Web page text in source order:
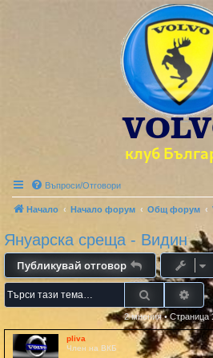
Въпроси/Отговори
Начало Начало форум Общ форум
Януарска среща - Видин
Публикувай отговор
Търсене
2 мнения•Страница
pliva
Член на ВКБ